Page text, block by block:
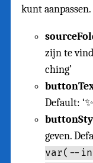
kunt aanpassen.
zijn te
ching’
Default:
geven.
var(--